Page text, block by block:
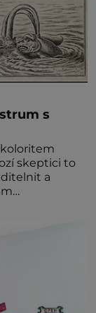
s
skeptici to
a